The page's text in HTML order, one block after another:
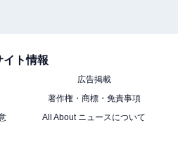
イト情報
広告掲載
著作権・商標・免責事項
All About ニュースについて